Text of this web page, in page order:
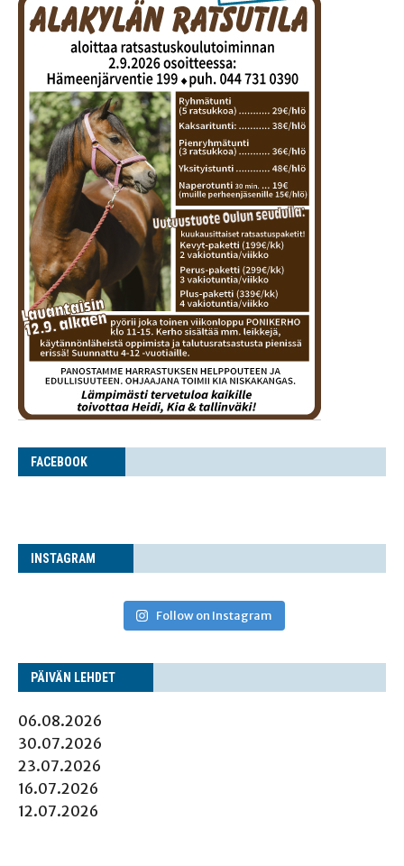
FACE­BOOK
INS­TA­GRAM
Follow on Instagram
PÄI­VÄN LEHDET
06.08.2026
30.07.2026
23.07.2026
16.07.2026
12.07.2026